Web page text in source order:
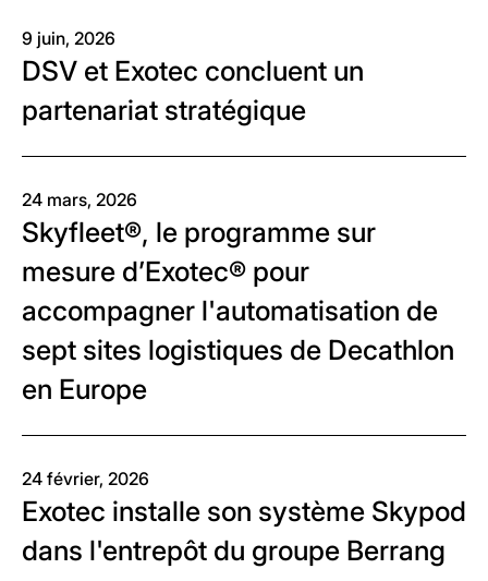
9 juin, 2026
DSV et Exotec concluent un
partenariat stratégique
24 mars, 2026
Skyfleet®, le programme sur
mesure d’Exotec® pour
accompagner l'automatisation de
sept sites logistiques de Decathlon
en Europe
24 février, 2026
Exotec installe son système Skypod
dans l'entrepôt du groupe Berrang